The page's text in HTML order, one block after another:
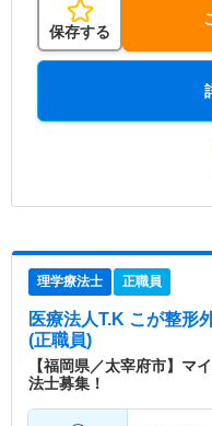
保存する
理学療法士 正職員
医療法人T.K こが整形
(正職員)
【福岡県／太宰府市】マ
法士募集！